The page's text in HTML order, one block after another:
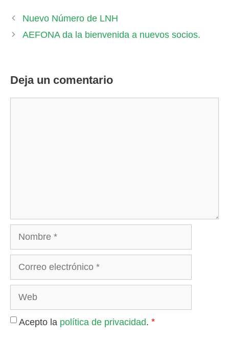
Nuevo Número de LNH
AEFONA da la bienvenida a nuevos socios.
Deja un comentario
Nombre
Acepto la política de privacidad. *